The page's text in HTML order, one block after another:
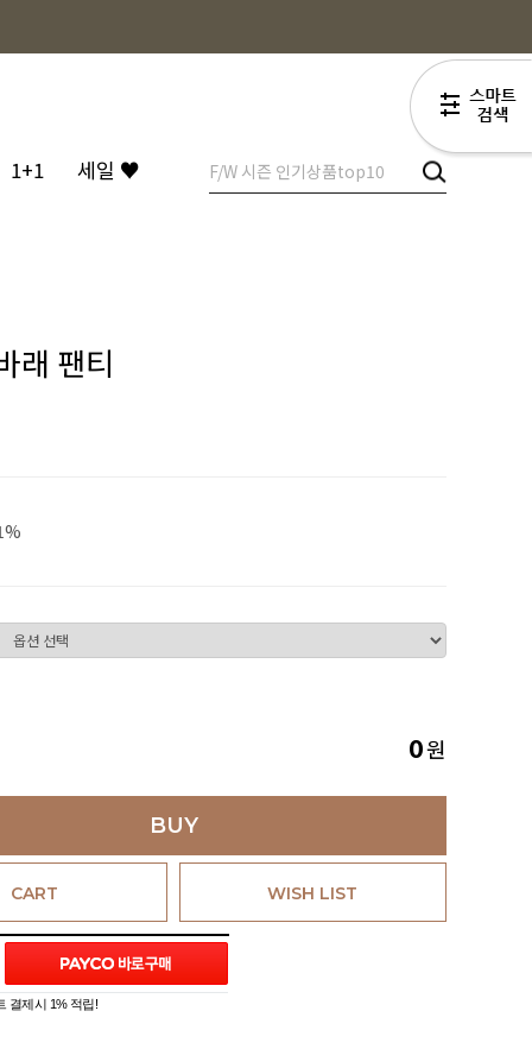
1+1 세일 ♥
래 팬티
0원
BUY
CART WISH LIST
결제시 1% 적립!